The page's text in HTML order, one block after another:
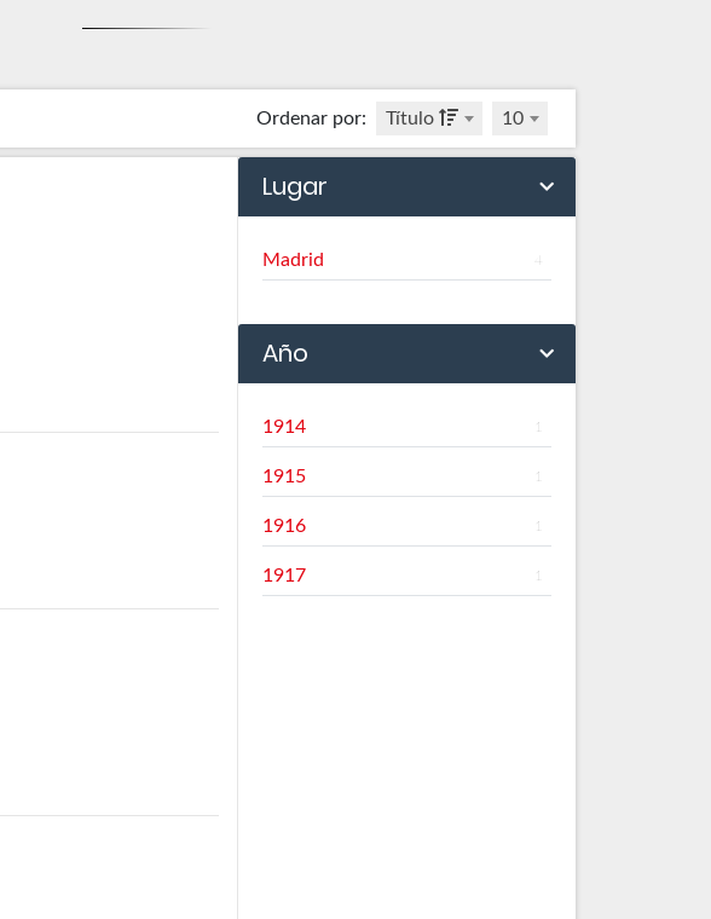
Ordenar por: Título 10
Lugar
4
Madrid
Año
1
1914
1
1915
1
1916
1
1917